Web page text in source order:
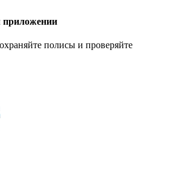
приложении
полисы и проверяйте